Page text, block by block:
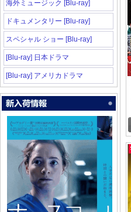
海外ミュージック [Blu-ray]
ドキュメンタリー [Blu-ray]
スペシャル ショー [Blu-ray]
[Blu-ray] 日本ドラマ
[Blu-ray] アメリカドラマ